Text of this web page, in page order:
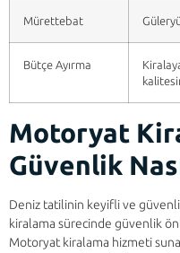
Mürettebat
Bütçe Ayırma
Motoryat
Güvenlik
Deniz tatilinin keyifli ve
kiralama sürecinde güvenlik
Motoryat kiralama hizmeti